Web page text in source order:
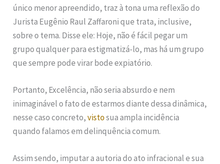
único menor apreendido, traz à tona uma reflexão do
Jurista Eugênio Raul Zaffaroni que trata, inclusive,
sobre o tema. Disse ele: Hoje, não é fácil pegar um
grupo qualquer para estigmatizá-lo, mas há um grupo
que sempre pode virar bode expiatório.
Portanto, Excelência, não seria absurdo e nem
inimaginável o fato de estarmos diante dessa dinâmica,
nesse caso concreto,vistosua ampla incidência
quando falamos em delinquência comum.
Assim sendo, imputar a autoria do ato infracional e sua